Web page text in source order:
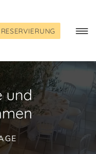
RESERVIERUNG
und